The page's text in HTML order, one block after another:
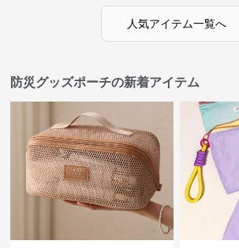
人気アイテム一覧へ
防災グッズポーチの新着アイテム